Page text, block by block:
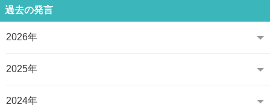
過去の発言
2026年
2025年
2024年